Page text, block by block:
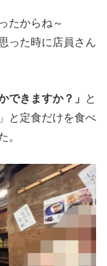
たからね～
った時に店員さん
できますか？」
と
と定食だけを食べ
。